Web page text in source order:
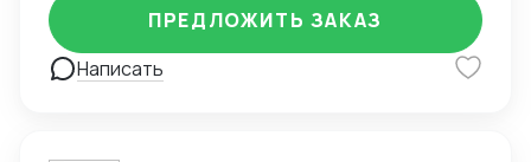
подтверждению соответствия продукции
установленным требованиям. Оформляю
техническую документацию и консультирую по
вопросам
Написать
ПРЕДЛОЖИТЬ ЗАКАЗ